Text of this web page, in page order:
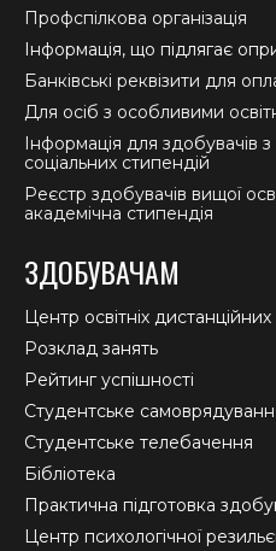
Профспілкова організація
Інформація, що підлягає
Банківські реквізити для
Для осіб з особливими
Інформація для здобувачів
соціальних стипендій
Реєстр здобувачів вищої
академічна стипендія
ЗДОБУВАЧАМ
Центр освітніх дистанційних
Розклад занять
Рейтинг успішності
Студентське
Студентське телебачення
Бібліотека
Практична підготовка
Центр психологічної